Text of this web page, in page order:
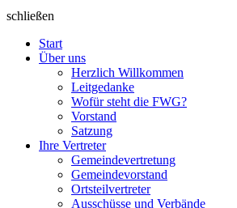
schließen
Start
Über uns
Herzlich Willkommen
Leitgedanke
Wofür steht die FWG?
Vorstand
Satzung
Ihre Vertreter
Gemeindevertretung
Gemeindevorstand
Ortsteilvertreter
Ausschüsse und Verbände